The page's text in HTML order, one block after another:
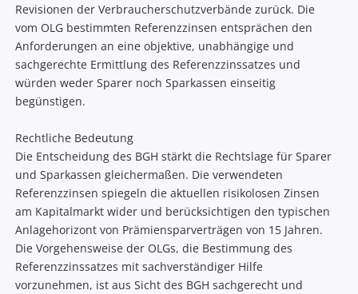
Revisionen der Verbraucherschutzverbände zurück. Die
vom OLG bestimmten Referenzzinsen entsprächen den
Anforderungen an eine objektive, unabhängige und
sachgerechte Ermittlung des Referenzzinssatzes und
würden weder Sparer noch Sparkassen einseitig
begünstigen.
Rechtliche Bedeutung
Die Entscheidung des BGH stärkt die Rechtslage für Sparer
und Sparkassen gleichermaßen. Die verwendeten
Referenzzinsen spiegeln die aktuellen risikolosen Zinsen
am Kapitalmarkt wider und berücksichtigen den typischen
Anlagehorizont von Prämiensparverträgen von 15 Jahren.
Die Vorgehensweise der OLGs, die Bestimmung des
Referenzzinssatzes mit sachverständiger Hilfe
vorzunehmen, ist aus Sicht des BGH sachgerecht und